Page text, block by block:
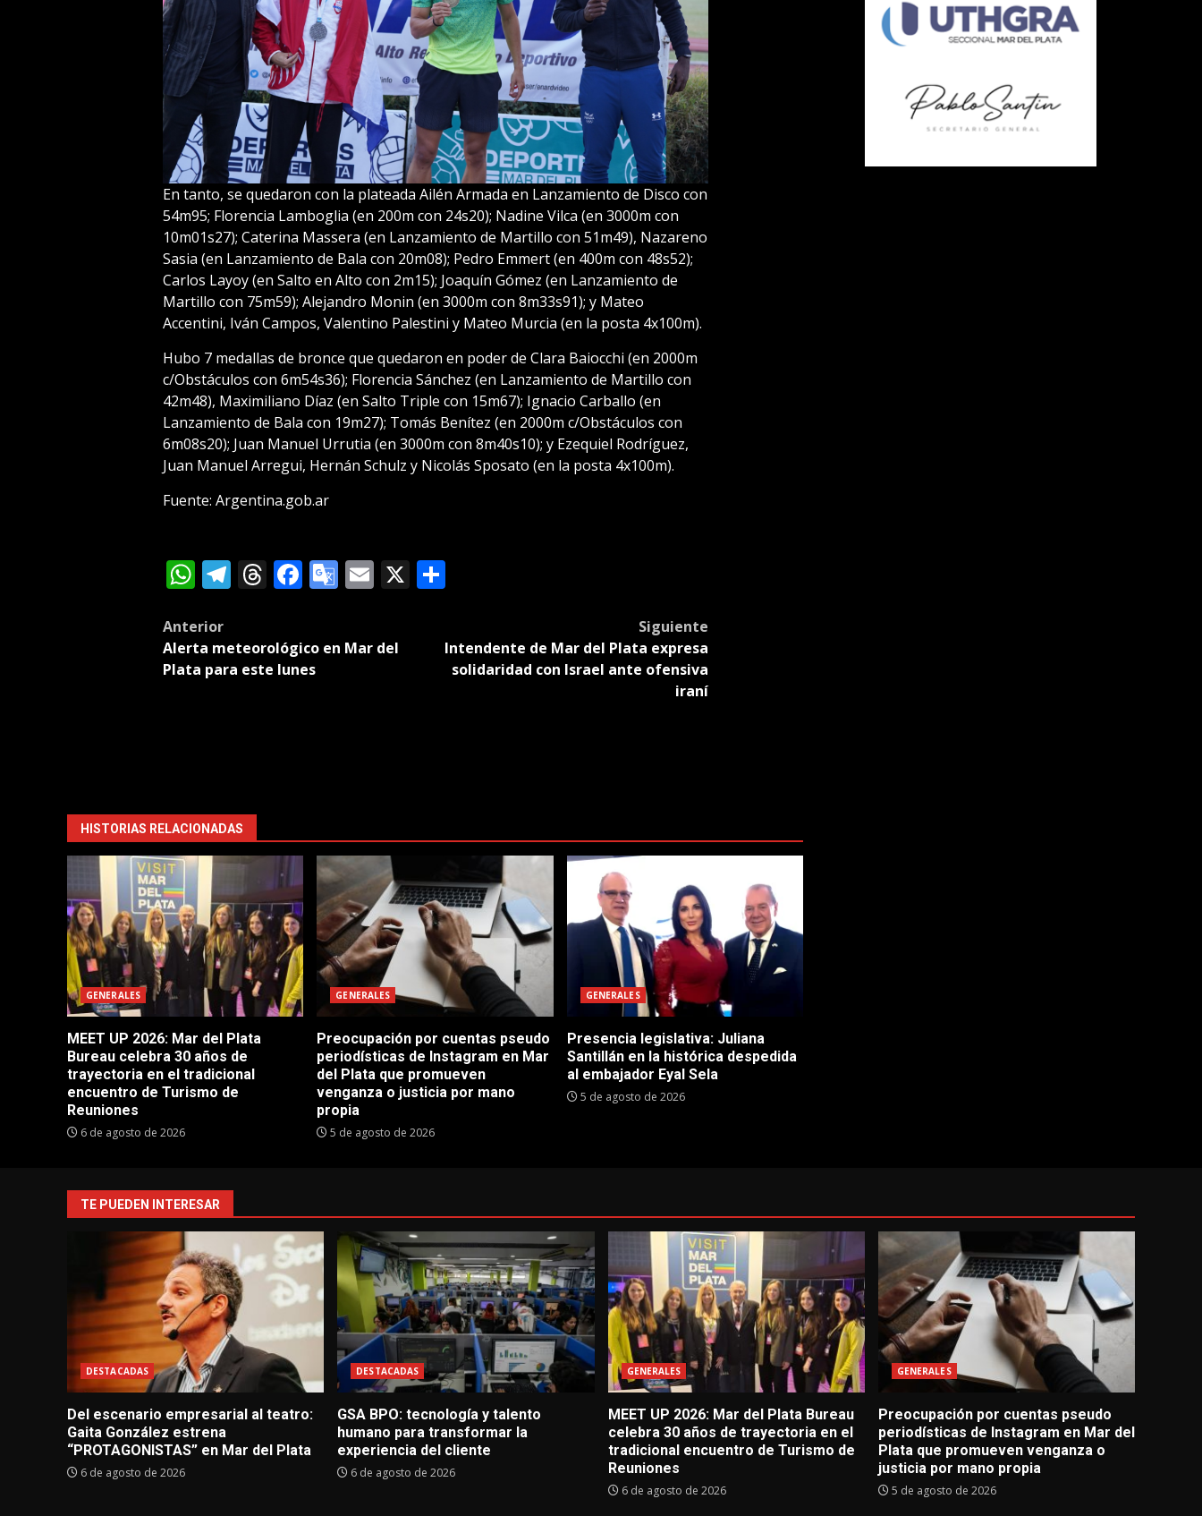
En tanto, se quedaron con la plateada Ailén Armada en Lanzamiento de Disco con
54m95; Florencia Lamboglia (en 200m con 24s20); Nadine Vilca (en 3000m con
10m01s27); Caterina Massera (en Lanzamiento de Martillo con 51m49), Nazareno
Sasia (en Lanzamiento de Bala con 20m08); Pedro Emmert (en 400m con 48s52);
Carlos Layoy (en Salto en Alto con 2m15); Joaquín Gómez (en Lanzamiento de
Martillo con 75m59); Alejandro Monin (en 3000m con 8m33s91); y Mateo
Accentini, Iván Campos, Valentino Palestini y Mateo Murcia (en la posta 4x100m).
Hubo 7 medallas de bronce que quedaron en poder de Clara Baiocchi (en 2000m
c/Obstáculos con 6m54s36); Florencia Sánchez (en Lanzamiento de Martillo con
42m48), Maximiliano Díaz (en Salto Triple con 15m67); Ignacio Carballo (en
Lanzamiento de Bala con 19m27); Tomás Benítez (en 2000m c/Obstáculos con
6m08s20); Juan Manuel Urrutia (en 3000m con 8m40s10); y Ezequiel Rodríguez,
Juan Manuel Arregui, Hernán Schulz y Nicolás Sposato (en la posta 4x100m).
Fuente: Argentina.gob.ar
WhatsApp
Telegram
Threads
Facebook
Google
Email
X Compartir
Post
navigation
Anterior
Alerta meteorológico en Mar del
Plata para este lunes
Siguiente
Intendente de Mar del Plata expresa
solidaridad con Israel ante ofensiva
iraní
HISTORIAS RELACIONADAS
GENERALES
MEET UP 2026: Mar del Plata
Bureau celebra 30 años de
trayectoria en el tradicional
encuentro de Turismo de
Reuniones
6 de agosto de 2026
GENERALES
Preocupación por cuentas pseudo
periodísticas de Instagram en Mar
del Plata que promueven
venganza o justicia por mano
propia
5 de agosto de 2026
GENERALES
Presencia legislativa: Juliana
Santillán en la histórica despedida
al embajador Eyal Sela
5 de agosto de 2026
TE PUEDEN INTERESAR
DESTACADAS
Del escenario empresarial al teatro:
Gaita González estrena
“PROTAGONISTAS” en Mar del Plata
6 de agosto de 2026
DESTACADAS
GSA BPO: tecnología y talento
humano para transformar la
experiencia del cliente
6 de agosto de 2026
GENERALES
MEET UP 2026: Mar del Plata Bureau
celebra 30 años de trayectoria en el
tradicional encuentro de Turismo de
Reuniones
6 de agosto de 2026
GENERALES
Preocupación por cuentas pseudo
periodísticas de Instagram en Mar del
Plata que promueven venganza o
justicia por mano propia
5 de agosto de 2026